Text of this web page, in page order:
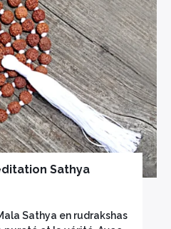
Sathya
Sathya en rudrakshas